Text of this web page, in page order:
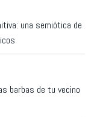
una semiótica de
barbas de tu vecino